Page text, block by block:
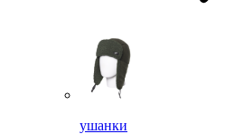
ушанки